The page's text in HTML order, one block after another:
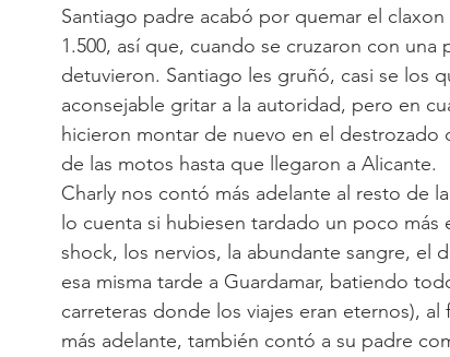
Santiago padre acabó por quemar el
1.500, así que, cuando se cruzaron con
detuvieron. Santiago les gruñó, casi se los
aconsejable gritar a la autoridad, pero en
hicieron montar de nuevo en el destrozado
de las motos hasta que llegaron a Alicante.
Charly nos contó más adelante al resto de
lo cuenta si hubiesen tardado un poco
shock, los nervios, la abundante sangre, el
esa misma tarde a Guardamar, batiendo
carreteras donde los viajes eran eternos),
más adelante, también contó a su padre